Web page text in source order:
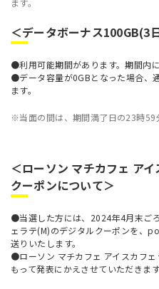
ます。
＜データボーナス100GB(3
●利用可能期間があります。期間内
●データ容量が0GBとなった場合、
ます。
※当面の間は、期間満了日の23時59
＜ローソン マチカフェ ア
クーポンについて＞
●当選した方には、2024年4月末ご
ェラテ(M)のデジタルクーポンを、
送りいたします。
●ローソン マチカフェ アイスカフ
もって発表にかえさせていただきます